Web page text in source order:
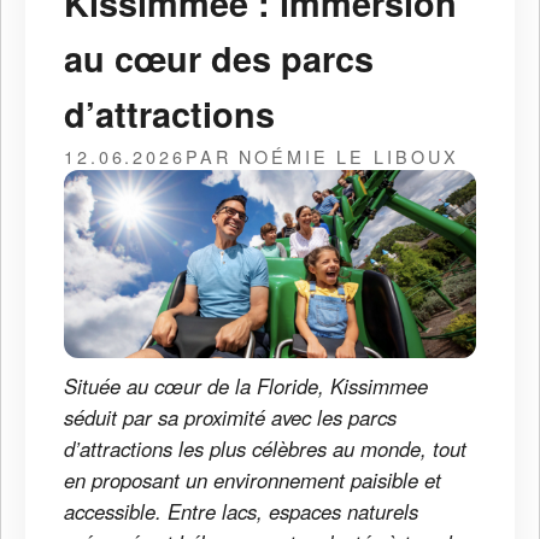
au cœur des parcs
d’attractions
12.06.2026PAR NOÉMIE LE LIBOUX
Située au cœur de la Floride, Kissimmee
séduit par sa proximité avec les parcs
d’attractions les plus célèbres au monde, tout
en proposant un environnement paisible et
accessible. Entre lacs, espaces naturels